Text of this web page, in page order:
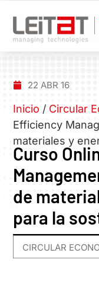
22 ABR 16
Inicio / Circular
Efficiency
materiales y
Curso
de
para la
CIRCULAR